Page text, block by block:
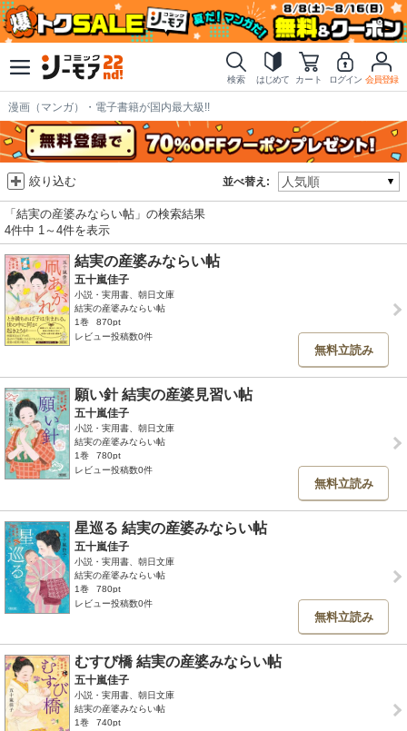
検索 はじめて カート ログイン 会員登録
漫画（マンガ）・電子書籍が国内最大級!!
並べ替え:
絞り込む
「結実の産婆みならい帖」の検索結果
4件中 1～4件を表示
結実の産婆みならい帖
五十嵐佳子
小説・実用書、朝日文庫
結実の産婆みならい帖
1巻
870pt
レビュー投稿数0件
無料立読み
願い針 結実の産婆見習い帖
五十嵐佳子
小説・実用書、朝日文庫
結実の産婆みならい帖
1巻
780pt
レビュー投稿数0件
無料立読み
星巡る 結実の産婆みならい帖
五十嵐佳子
小説・実用書、朝日文庫
結実の産婆みならい帖
1巻
780pt
レビュー投稿数0件
無料立読み
むすび橋 結実の産婆みならい帖
五十嵐佳子
小説・実用書、朝日文庫
結実の産婆みならい帖
1巻
740pt